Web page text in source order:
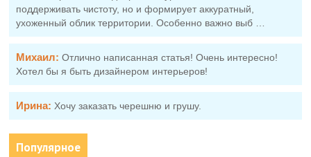
поддерживать чистоту, но и формирует аккуратный,
ухоженный облик территории. Особенно важно выб …
Михаил: Отлично написанная статья! Очень интересно!
Хотел бы я быть дизайнером интерьеров!
Ирина: Хочу заказать черешню и грушу.
Популярное